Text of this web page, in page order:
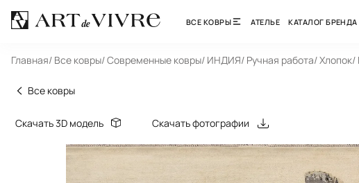
ВСЕ КОВРЫ АТЕЛЬЕ КАТАЛОГ БРЕНДА
Главная/ Все ковры/ Современные ковры/ ИНДИЯ/ Ручная работа/ Хлопок/
Все ковры
Скачать 3D модель Скачать фотографии